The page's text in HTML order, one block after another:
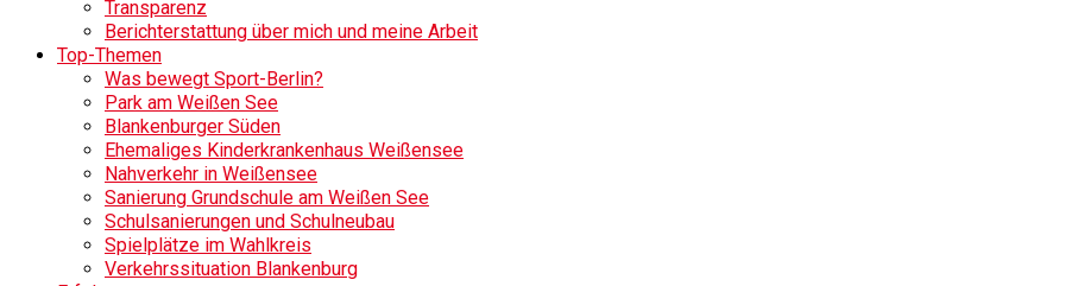
Transparenz
Berichterstattung über mich und meine Arbeit
Top-Themen
Was bewegt Sport-Berlin?
Park am Weißen See
Blankenburger Süden
Ehemaliges Kinderkrankenhaus Weißensee
Nahverkehr in Weißensee
Sanierung Grundschule am Weißen See
Schulsanierungen und Schulneubau
Spielplätze im Wahlkreis
Verkehrssituation Blankenburg